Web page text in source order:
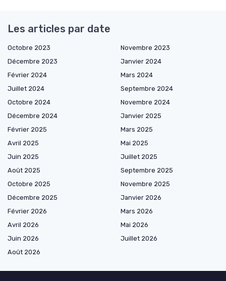
Les articles par date
Octobre 2023
Novembre 2023
Décembre 2023
Janvier 2024
Février 2024
Mars 2024
Juillet 2024
Septembre 2024
Octobre 2024
Novembre 2024
Décembre 2024
Janvier 2025
Février 2025
Mars 2025
Avril 2025
Mai 2025
Juin 2025
Juillet 2025
Août 2025
Septembre 2025
Octobre 2025
Novembre 2025
Décembre 2025
Janvier 2026
Février 2026
Mars 2026
Avril 2026
Mai 2026
Juin 2026
Juillet 2026
Août 2026